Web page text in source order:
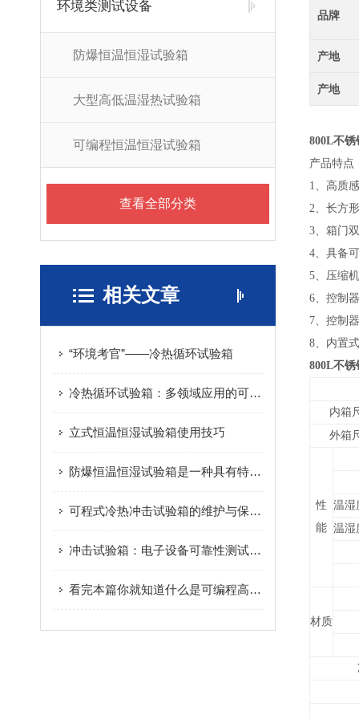
环境类测试设备
防爆恒温恒湿试验箱
大型高低温湿热试验箱
可编程恒温恒湿试验箱
查看全部分类
相关文章
“环境考官”——冷热循环试验箱
冷热循环试验箱：多领域应用的可靠性守护者
立式恒温恒湿试验箱使用技巧
防爆恒温恒湿试验箱是一种具有特殊功能和设计的试验设备
可程式冷热冲击试验箱的维护与保养指南
冲击试验箱：电子设备可靠性测试的核心装备与标准
看完本篇你就知道什么是可编程高低温湿热试验箱了
品牌
产地
产地
800L不
产品特点
1、 高质
2、 长方
3、 箱门
4、 具备
5、 压缩
6、 控制
7、 控制
8、 内置
800L不
内箱
外箱
性
能
温湿
温湿
材质